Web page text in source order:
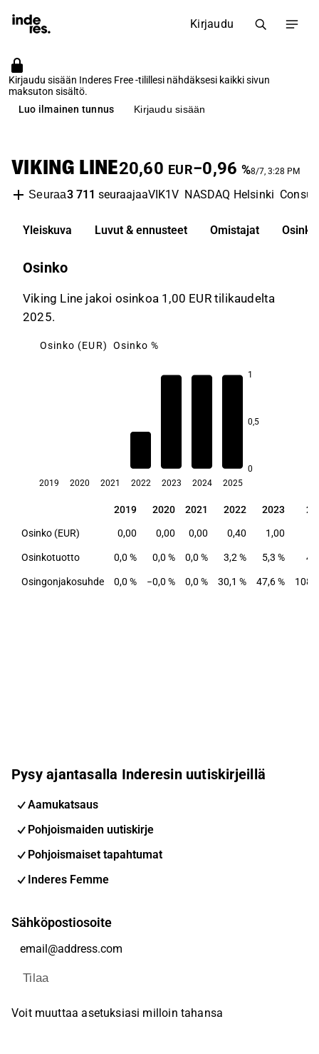
Kirjaudu
Kirjaudu sisään Inderes Free -tilillesi nähdäksesi kaikki sivun
maksuton sisältö.
Luo ilmainen tunnus
Kirjaudu sisään
VIKING LINE20,60 EUR−0,96 %8/7, 3:28 PM
Seuraa3 711 seuraajaaVIK1V NASDAQ Helsinki
Yleiskuva Luvut & ennusteet Omistajat Osinko
Osinko
Viking Line jakoi osinkoa 1,00 EUR tilikaudelta
2025.
Osinko (EUR) Osinko %
1
0,5
0
2019 2020 2021 2022 2023 2024 2025
2019 2020 2021 2022 2023
2019 2020 2021 2022 2023
Osinko (EUR) 0,00 0,00 0,00 0,40 1,00
Osinkotuotto 0,0 % 0,0 % 0,0 % 3,2 % 5,3 %
Osingonjakosuhde 0,0 % −0,0 % 0,0 % 30,1 % 47,6 %
Pysy ajantasalla Inderesin uutiskirjeillä
Aamukatsaus
Pohjoismaiden uutiskirje
Pohjoismaiset tapahtumat
Inderes Femme
Sähköpostiosoite
Tilaa
Voit muuttaa asetuksiasi milloin tahansa